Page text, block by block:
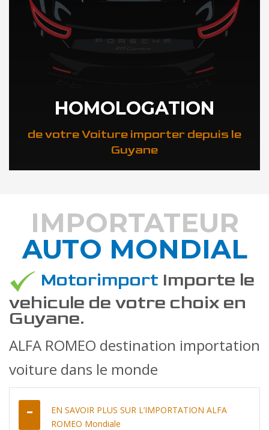
HOMOLOGATION
de votre Voiture importer depuis le
Guyane
DÉCOUVREZ COMMENT
IMPORTATEUR
AUTO MONDIAL
Motorimport Importe le
vehicule de votre choix en
Guyane.
ALFA ROMEO destination importation
voiture dans le monde
EN SAVOIR PLUS SUR L’IMPORTATION ALFA
ROMEO Mondiale